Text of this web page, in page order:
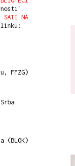
NA
FFZG)